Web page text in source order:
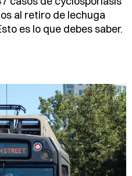
al retiro de lechuga
es lo que debes saber.